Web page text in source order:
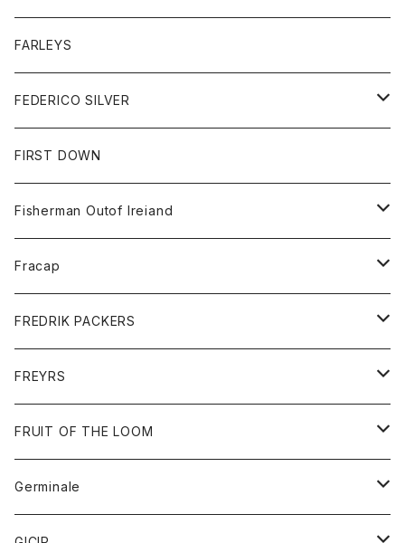
シャツ
セーター
ボトム
ショートパンツ
パンツ
レディース
コート
ジャケット
Tシャツ
ボトム
トップス
ジャケット
スエットシャツ
ボトム
スエットパンツ
グッズ
帽子
FARLEYS
FEDERICO SILVER
アクセサリー
FIRST DOWN
Fisherman Outof Ireiand
ニット
Fracap
グッズ
靴
FREDRIK PACKERS
アクセサリー
バッグ
FREYRS
サングラス
FRUIT OF THE LOOM
アウター
パーカー
Germinale